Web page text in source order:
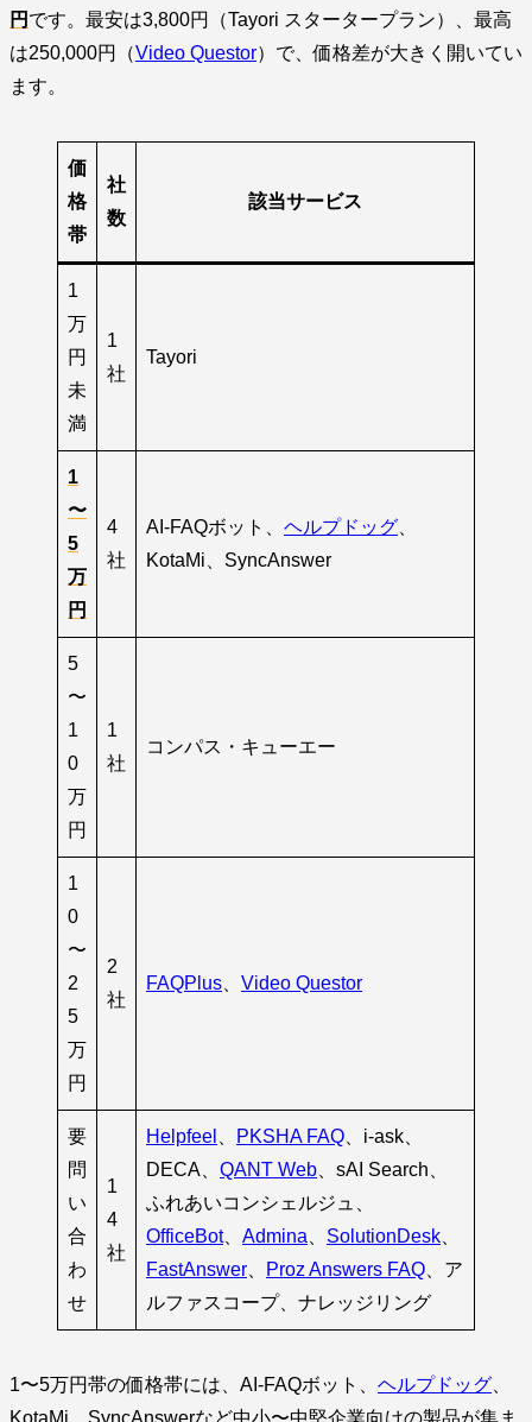
円 です。最安は3,800円（Tayori スタータープラン）、最高
は250,000円（Video Questor）で、価格差が大きく開いてい
ます。
価
格
帯
社
数
該当サービス
1
万
円
未
満
1
社
Tayori
1
〜
5
万
円
4
社
AI-FAQボット、 ヘルプドッグ
KotaMi、SyncAnswer
5
〜
1
0
万
円
1
社
コンパス・キューエー
1
0
〜
2
5
万
円
2
社
FAQPlus Video Questor
要
問
い
合
わ
せ
1
4
社
Helpfeel PKSHA FAQ 、i-ask、
DECA、 QANT Web 、sAI Search、
ふれあいコンシェルジュ、
OfficeBot、 Admina SolutionDesk
FastAnswer
Proz Answers FAQ 、ア
ルファスコープ、ナレッジリング
1〜5万円帯の価格帯には、AI-FAQボット、 ヘルプドッグ
KotaMi、SyncAnswerなど中小〜中堅企業向けの製品が集ま